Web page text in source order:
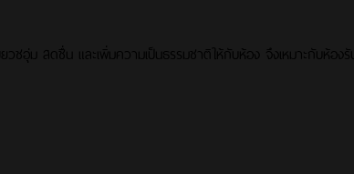
ชอุ่ม สดชื่น และเพิ่มความเป็นธรรมชาติให้กับห้อง จึงเหมาะกับห้อง